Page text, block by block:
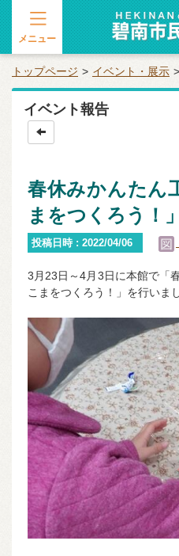
メニュー
トップページ イベント・展示
イベント報告
春休みかんたん
まをつくろう！
投稿日時 : 2022/04/06
3月23日～4月3日に本館で「
こまをつくろう！」を行いま